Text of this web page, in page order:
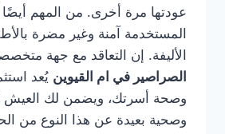
عودتها مرة أخرى. من المهم أيضًا
المستخدمة آمنة وغير مضرة
الأليفة. إن التعاقد مع جهة
الصراصير في ام القيوين يُعد
وصحة أسرتك، ويضمن لك العيش
وصحية بعيدة عن هذا النوع من